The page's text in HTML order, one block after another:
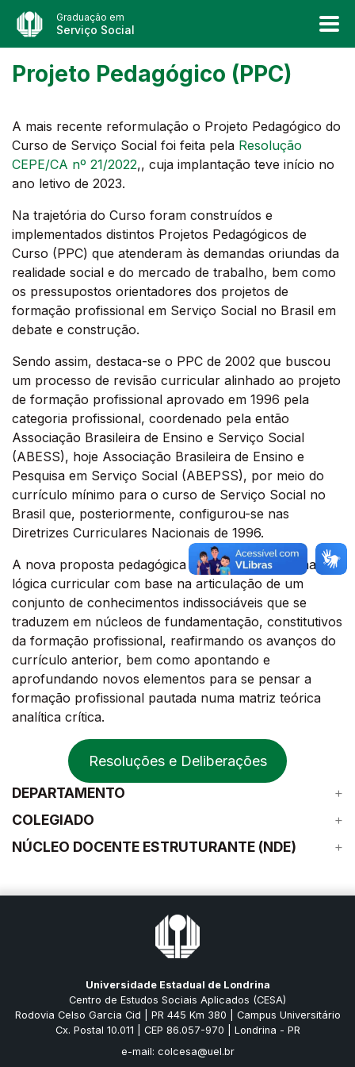
Graduação em
Serviço Social
Projeto Pedagógico (PPC)
A mais recente reformulação o Projeto Pedagógico do
Curso de Serviço Social foi feita pela Resolução
CEPE/CA nº 21/2022,, cuja implantação teve início no
ano letivo de 2023.
Na trajetória do Curso foram construídos e
implementados distintos Projetos Pedagógicos de
Curso (PPC) que atenderam às demandas oriundas da
realidade social e do mercado de trabalho, bem como
os pressupostos orientadores dos projetos de
formação profissional em Serviço Social no Brasil em
debate e construção.
Sendo assim, destaca-se o PPC de 2002 que buscou
um processo de revisão curricular alinhado ao projeto
de formação profissional aprovado em 1996 pela
categoria profissional, coordenado pela então
Associação Brasileira de Ensino e Serviço Social
(ABESS), hoje Associação Brasileira de Ensino e
Pesquisa em Serviço Social (ABEPSS), por meio do
currículo mínimo para o curso de Serviço Social no
Brasil que, posteriormente, configurou-se nas
Diretrizes Curriculares Nacionais de 1996.
A nova proposta pedagógica do curso afirma uma
lógica curricular com base na articulação de um
conjunto de conhecimentos indissociáveis que se
traduzem em núcleos de fundamentação, constitutivos
da formação profissional, reafirmando os avanços do
currículo anterior, bem como apontando e
aprofundando novos elementos para se pensar a
formação profissional pautada numa matriz teórica
analítica crítica.
Resoluções e Deliberações
DEPARTAMENTO
COLEGIADO
NÚCLEO DOCENTE ESTRUTURANTE (NDE)
Universidade Estadual de Londrina
Centro de Estudos Sociais Aplicados (CESA)
Rodovia Celso Garcia Cid | PR 445 Km 380 | Campus Universitário
Cx. Postal 10.011 | CEP 86.057-970 | Londrina - PR
e-mail: colcesa@uel.br